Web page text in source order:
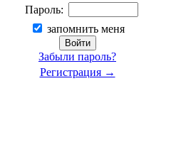
Пароль:
запомнить меня
Забыли пароль?
Регистрация →